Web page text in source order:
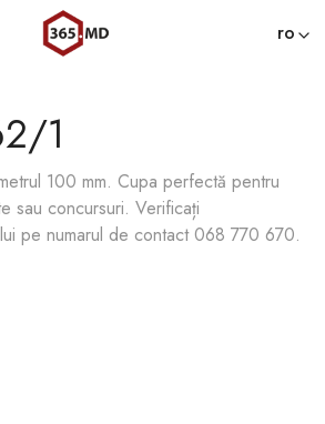
ro
1
100 mm. Сupa perfectă pentru
sau concursuri. Verificați
pe numarul de contact 068 770 670.